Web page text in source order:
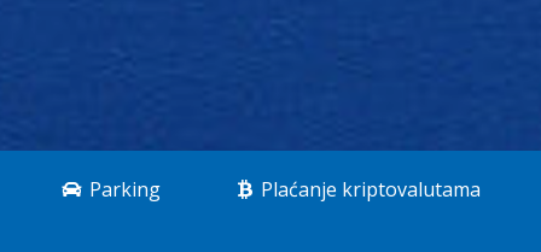
Parking Plaćanje kriptovalutama